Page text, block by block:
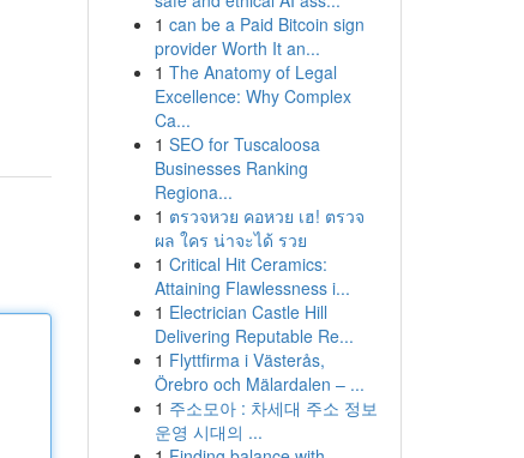
1 can be a Paid Bitcoin sign
provider Worth It an...
1 The Anatomy of Legal
Excellence: Why Complex
Ca...
1 SEO for Tuscaloosa
Businesses Ranking
Regiona...
1 ตรวจหวย คอหวย เฮ! ตรวจ
ผล ใคร น่าจะได้ รวย
1 Critical Hit Ceramics:
Attaining Flawlessness i...
1 Electrician Castle Hill
Delivering Reputable Re...
1 Flyttfirma i Västerås,
Örebro och Mälardalen – ...
1 주소모아 : 차세대 주소 정보
운영 시대의 ...